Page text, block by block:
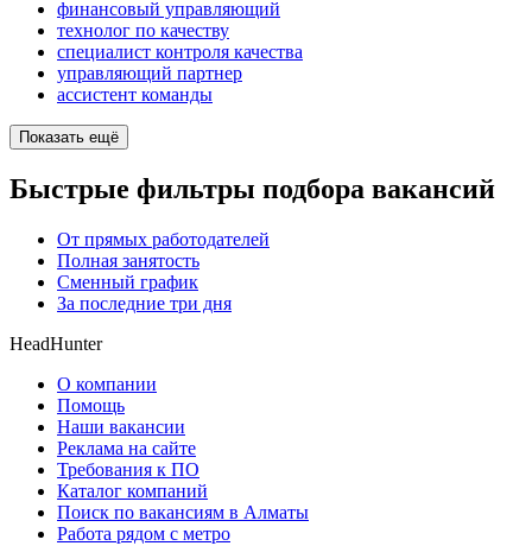
финансовый управляющий
технолог по качеству
специалист контроля качества
управляющий партнер
ассистент команды
Показать ещё
Быстрые фильтры подбора вакансий
От прямых работодателей
Полная занятость
Сменный график
За последние три дня
HeadHunter
О компании
Помощь
Наши вакансии
Реклама на сайте
Требования к ПО
Каталог компаний
Поиск по вакансиям в Алматы
Работа рядом с метро